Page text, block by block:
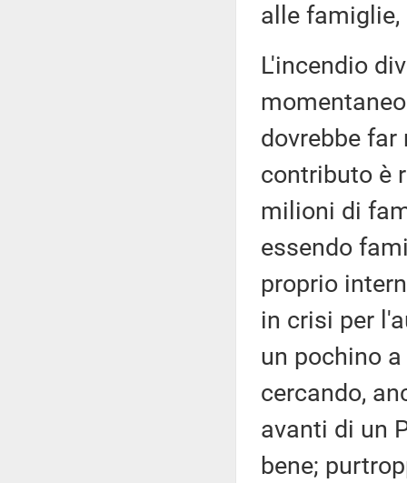
alle
L'incendio
dovrebbe
contributo è
milioni di
essendo
proprio
in crisi per
un pochino
cercando,
avanti di un
bene;